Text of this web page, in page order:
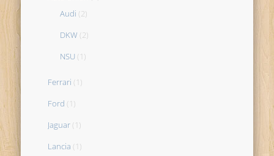
Audi (2)
DKW (2)
NSU (1)
Ferrari (1)
Ford (1)
Jaguar (1)
Lancia (1)